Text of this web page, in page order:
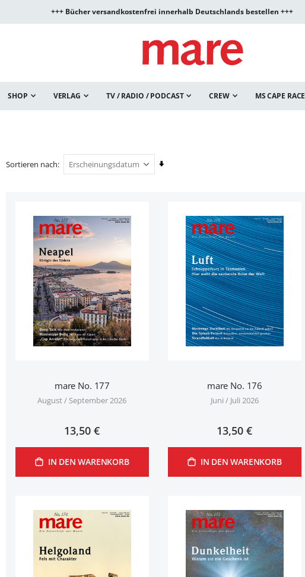
+++ Bücher versandkostenfrei innerhalb Deutschlands bestellen +++
SHOP VERLAG TV / RADIO / PODCAST CREW MS CAPE RACE
Sortieren nach
In
mare No. 177
August / September 2026
13,50 €
IN DEN WARENKORB
mare No. 176
Juni / Juli 2026
13,50 €
IN DEN WARENKORB